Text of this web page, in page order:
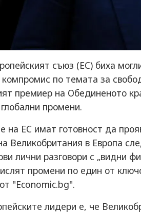
съюз (ЕС) биха
компромис по темата за
премиер на Обединеното
промени.
на ЕС имат готовност да
Великобритания в Европа
лични разговори с „видни
промени по един от
"Economic.bg".
лидери е, че